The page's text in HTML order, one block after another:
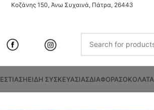
Κοζάνης 150, Άνω Συχαινά, Πάτρα, 26443
ΕΣΤΙΑΣΗΕΙΔΗ ΣΥΣΚΕΥΑΣΙΑΣΔΙΑΦΟΡΑΣΟΚΟΛΑΤΑ